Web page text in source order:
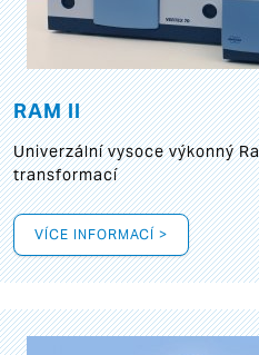
RAM II
Univerzální vysoce výkonný
transformací
VÍCE INFORMACÍ >